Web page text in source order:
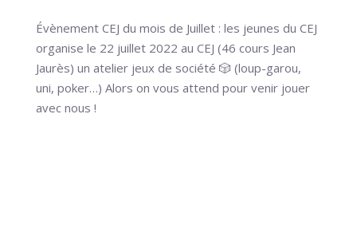
Évènement CEJ du mois de Juillet : les jeunes du CEJ
organise le 22 juillet 2022 au CEJ (46 cours Jean
Jaurès) un atelier jeux de société 🎲 (loup-garou,
uni, poker…) Alors on vous attend pour venir jouer
avec nous !